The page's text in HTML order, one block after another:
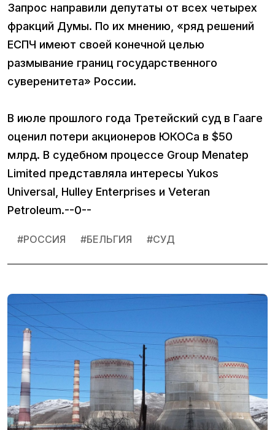
Запрос направили депутаты от всех четырех
фракций Думы. По их мнению, «ряд решений
ЕСПЧ имеют своей конечной целью
размывание границ государственного
суверенитета» России.
В июле прошлого года Третейский суд в Гааге
оценил потери акционеров ЮКОСа в $50
млрд. В судебном процессе Group Menatep
Limited представляла интересы Yukos
Universal, Hulley Enterprises и Veteran
Petroleum.--0--
#РОССИЯ #БЕЛЬГИЯ #СУД